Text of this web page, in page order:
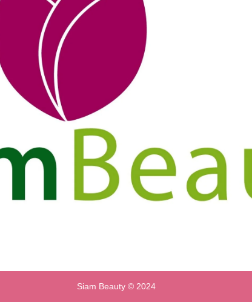
Siam Beauty © 2024